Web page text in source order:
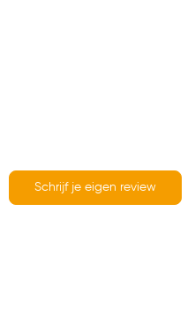
Schrijf je eigen review